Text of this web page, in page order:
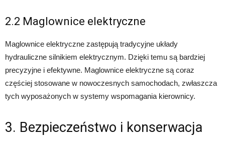
2.2 Maglownice elektryczne
Maglownice elektryczne zastępują tradycyjne układy
hydrauliczne silnikiem elektrycznym. Dzięki temu są bardziej
precyzyjne i efektywne. Maglownice elektryczne są coraz
częściej stosowane w nowoczesnych samochodach, zwłaszcza
tych wyposażonych w systemy wspomagania kierownicy.
3. Bezpieczeństwo i konserwacja